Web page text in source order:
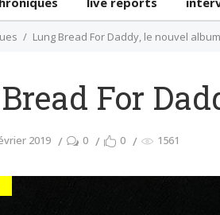
Lung Bread For Daddy, le nouvel
For
2019 0 0 1561